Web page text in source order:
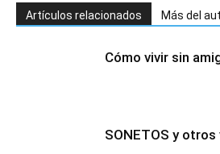
Artículos relacionados Más del
Cómo vivir sin
SONETOS y